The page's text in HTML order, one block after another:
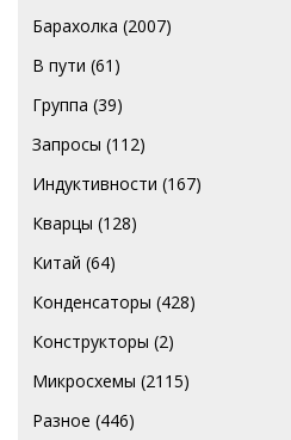
Барахолка (2007)
В пути (61)
Группа (39)
Запросы (112)
Индуктивности (167)
Кварцы (128)
Китай (64)
Конденсаторы (428)
Конструкторы (2)
Микросхемы (2115)
Разное (446)